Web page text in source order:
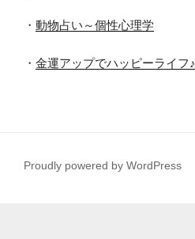
・ 動物占い～個性心理学
・ 金運アップでハッピーライフ♪
Proudly powered by WordPress